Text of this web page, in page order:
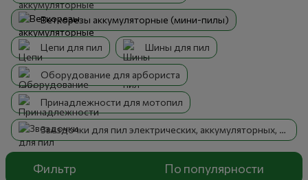
Веткорезы аккумуляторные (мини-пилы)
Цепи для пил Шины для пил
Оборудование для арбориста
Принадлежности для мотопил
Звездочки для пил электрических, аккумуляторных, бензиновых
Фильтр По популярности